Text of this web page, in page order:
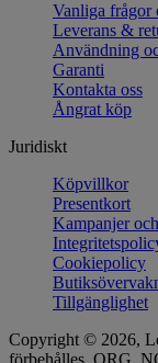
Vanliga frågor
Leverans &
Användning
Garanti
Kontakta oss
Ångrat köp
Juridiskt
Köpvillkor
Presentkort
Kampanjer
Cookiepolicy
Tillgänglighet
Copyright © 2026,